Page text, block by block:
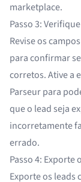
marketplace.
Passo 3:
Revise os
para confirmar
corretos. Ative a
Parseur para
que o lead seja
incorretamente
errado.
Passo 4: Exporte
Exporte os leads